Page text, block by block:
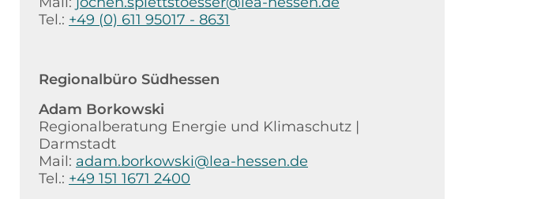
Tel.: +49 (0) 611 95017 - 8631
Regionalbüro Südhessen
Adam Borkowski
Regionalberatung Energie und Klimaschutz |
Darmstadt
Mail: adam.borkowski@lea-hessen.de
Tel.: +49 151 1671 2400